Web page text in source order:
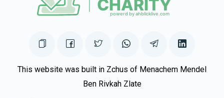
This website was built in Zchus of Menachem Mendel
Ben Rivkah Zlate